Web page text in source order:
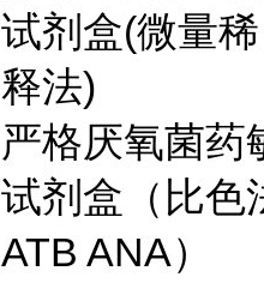
试剂盒(微量稀
释法)
严格厌氧菌药
试剂盒（比色
ATB ANA）